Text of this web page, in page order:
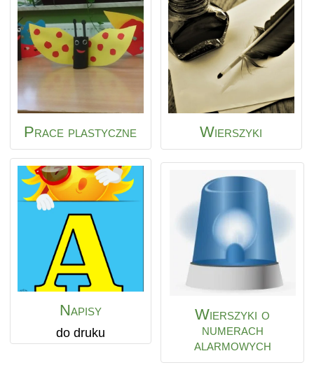
Wierszyki
Prace plastyczne
Wierszyki o
numerach
alarmowych
Napisy
do druku